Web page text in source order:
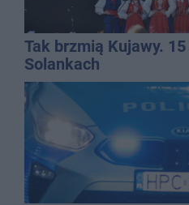
Tak brzmią Kujawy.
Solankach